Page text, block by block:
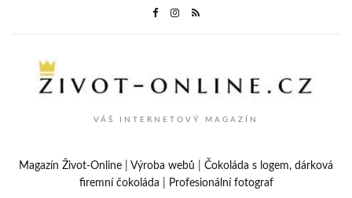
VÁŠ INTERNETOVÝ MAGAZÍN
Magazín Život-Online Výroba webů
Čokoláda s logem, dárková
firemní čokoláda
Profesionální fotograf